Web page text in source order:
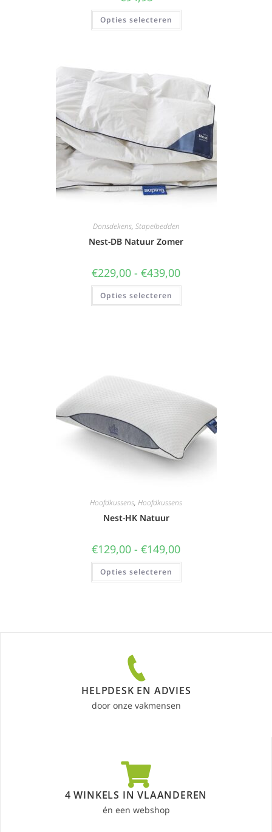
Opties selecteren
Donsdekens, Stapelbedden
Nest-DB Natuur Zomer
€229,00 - €439,00
Opties selecteren
Hoofdkussens, Hoofdkussens
Nest-HK Natuur
€129,00 - €149,00
Opties selecteren
HELPDESK EN ADVIES
door onze vakmensen
4 WINKELS IN VLAANDEREN
én een webshop